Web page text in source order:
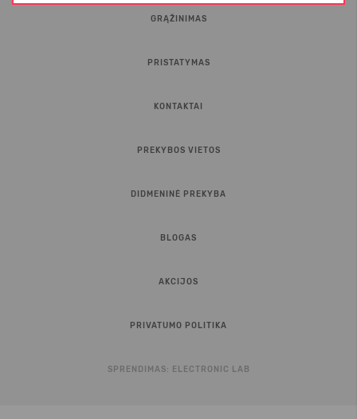
GRĄŽINIMAS
PRISTATYMAS
KONTAKTAI
PREKYBOS VIETOS
DIDMENINĖ PREKYBA
BLOGAS
AKCIJOS
PRIVATUMO POLITIKA
SPRENDIMAS: ELECTRONIC LAB